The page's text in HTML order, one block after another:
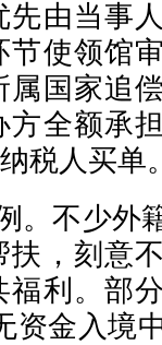
由当事
使领馆
国家追
全额承
税人买单
。不少外
，刻意
利。部
资金入境